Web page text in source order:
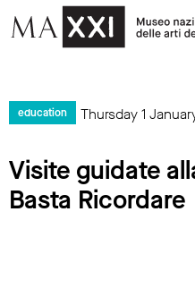
education Thursday 1
Visite guidate
Basta Ricordare